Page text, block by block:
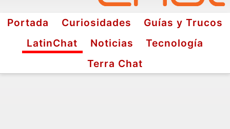
Portada Curiosidades
Guías y Trucos
LatinChat
Noticias
Tecnología
Terra Chat